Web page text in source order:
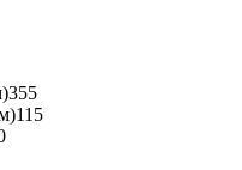
355
115